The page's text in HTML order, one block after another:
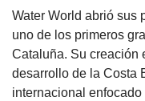
Water World abrió sus
uno de los primeros
Cataluña. Su creación
desarrollo de la Costa
internacional